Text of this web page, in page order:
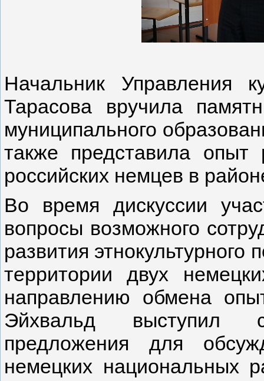
Начальник Управления
Тарасова вручила
муниципального
также представила
российских немцев в
Во время дискуссии
вопросы возможного
развития
территории двух
направлению обмена
Эйхвальд выступил
предложения для
немецких национальных